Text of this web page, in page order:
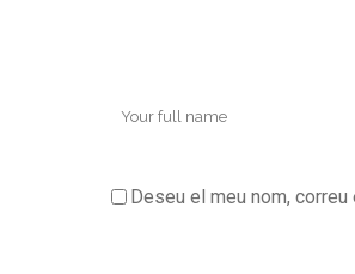
Deseu el meu nom,